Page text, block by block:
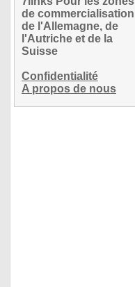
de commercialisation
de l'Allemagne, de
l'Autriche et de la
Suisse
Confidentialité
A propos de nous